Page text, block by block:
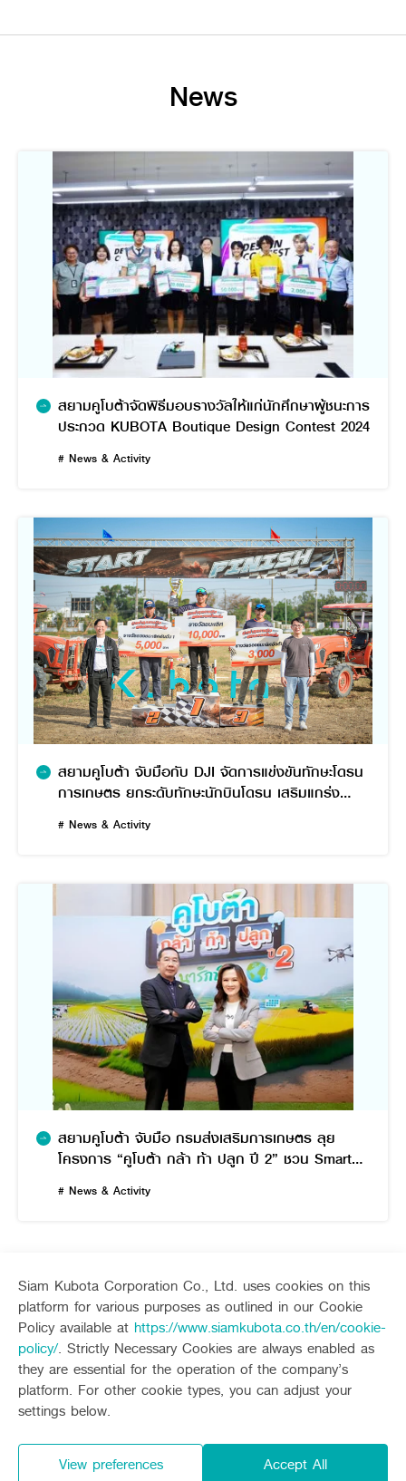
Siam Kubota Corporation Co., Ltd. uses cookies on this
platform for various purposes as outlined in our Cookie
Policy available at https://www.siamkubota.co.th/en/cookie-
policy/. Strictly Necessary Cookies are always enabled as
they are essential for the operation of the company’s
platform. For other cookie types, you can adjust your
settings below.
Accept All
View preferences
News
สยามคูโบต้าจัดพิธีมอบรางวัลให้แก่นักศึกษาผู้ชนะการ
ประกวด KUBOTA Boutique Design Contest 2024
# News & Activity
สยามคูโบต้า จับมือกับ DJI จัดการแข่งขันทักษะโดรน
การเกษตร ยกระดับทักษะนักบินโดรน เสริมแกร่ง
# News & Activity
สยามคูโบต้า จับมือ กรมส่งเสริมการเกษตร ลุย
โครงการ “คูโบต้า กล้า ท้า ปลูก ปี 2” ชวน Smart
ทานฯ และเงินรางวัลรวม 1 ล้านบาท
# News & Activity
Sitemap
Agriculture
Tractor
Tractor implement
Combine Harvester
Transplant Accessory
Diesel Engine
Construction
Mini-excavator
Mini-excavator Implement
Agricultural Innovation
Follow up channel KUBOTA CONNECT :
Privacy Policy Privacy Policy and Consent